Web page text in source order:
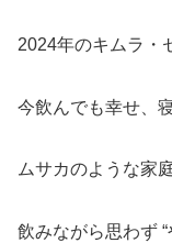
2024年のキムラ・
今飲んでも幸せ、
ムサカのような家
飲みながら思わず